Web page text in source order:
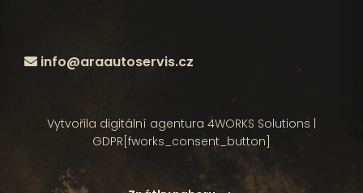
info@araautoservis.cz
Vytvořila digitální agentura 4WORKS Solutions
GDPR [fworks_consent_button]